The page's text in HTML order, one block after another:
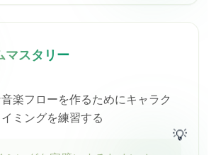
マスタリー
楽フローを作るためにキャラク
ミングを練習する
💡